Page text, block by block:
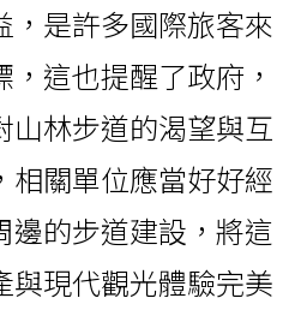
，是許多國際旅客來
這也提醒了政府，
山林步道的渴望與互
相關單位應當好好經
邊的步道建設，將這
與現代觀光體驗完美